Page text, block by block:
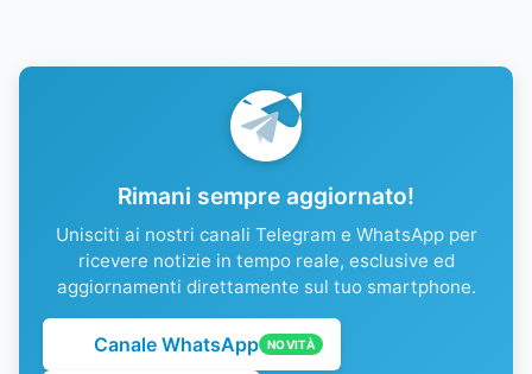
Rimani sempre aggiornato!
Unisciti ai nostri canali Telegram e WhatsApp per
ricevere notizie in tempo reale, esclusive ed
aggiornamenti direttamente sul tuo smartphone.
Canale WhatsApp NOVITÀ